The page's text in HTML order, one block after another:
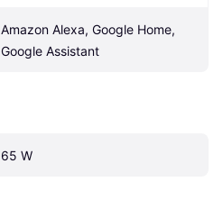
Amazon Alexa, Google Home,
Google Assistant
65 W